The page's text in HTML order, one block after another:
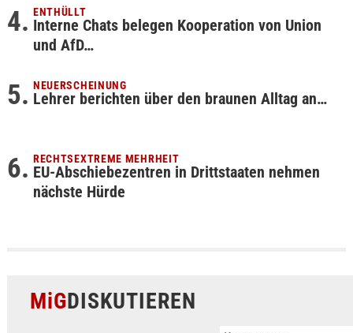
ENTHÜLLT
Interne Chats belegen Kooperation von Union
und AfD…
NEUERSCHEINUNG
Lehrer berichten über den braunen Alltag an…
RECHTSEXTREME MEHRHEIT
EU-Abschiebezentren in Drittstaaten nehmen
nächste Hürde
MiGDISKUTIEREN